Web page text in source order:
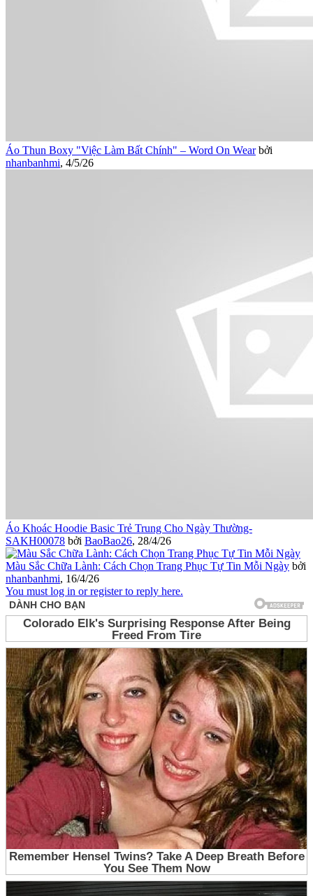
Áo Thun Boxy "Việc Làm Bất Chính" – Word On Wear bởi
nhanbanhmi, 4/5/26
Áo Khoác Hoodie Basic Trẻ Trung Cho Ngày Thường-
SAKH00078 bởi BaoBao26, 28/4/26
Màu Sắc Chữa Lành: Cách Chọn Trang Phục Tự Tin Mỗi Ngày bởi
nhanbanhmi, 16/4/26
You must log in or register to reply here.